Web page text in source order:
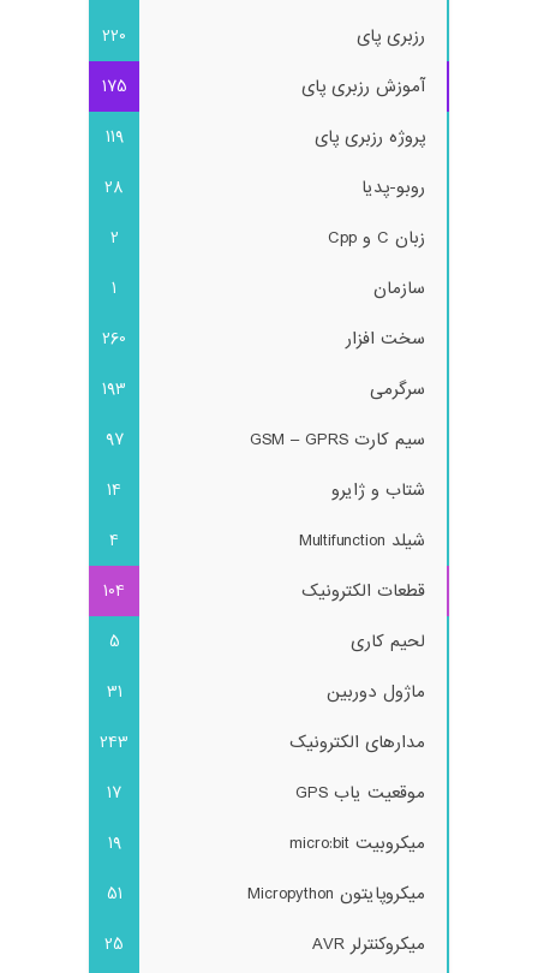
رزبری پای
220
آموزش رزبری پای
175
پروژه رزبری پای
119
روبو-پدیا
28
زبان C و Cpp
2
سازمان
1
سخت افزار
260
سرگرمی
193
سیم کارت GSM – GPRS
97
شتاب و ژایرو
14
شیلد Multifunction
4
قطعات الکترونیک
104
لحیم کاری
5
ماژول دوربین
31
مدارهای الکترونیک
243
موقعیت یاب GPS
17
میکروبیت micro:bit
19
میکروپایتون Micropython
51
میکروکنترلر AVR
25